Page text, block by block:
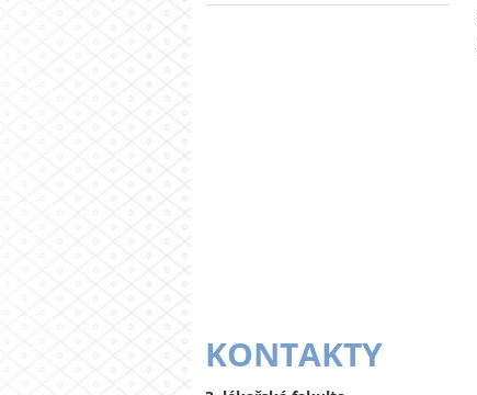
KONTAKTY